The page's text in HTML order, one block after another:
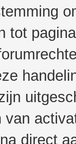
tot
van
direct